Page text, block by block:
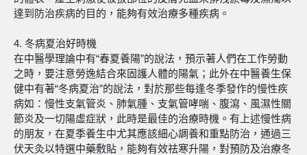
達到防治疾病的目的，能夠有效治療多種疾病。
4. 冬病夏治好時機
在中醫學理論中有“春夏養陽”的說法，預示著人們在工作勞動
之時，要注意勞逸結合來固護人體的陽氣；此外在中醫養生保
健中有著“冬病夏治”的說法，對於那些每逢冬季發作的慢性疾
病如：慢性支氣管炎、肺氣腫、支氣管哮喘、腹瀉、風濕性關
節炎及一切陽虛症狀，此時是最佳的治療時機。有上述慢性病
的朋友，在夏季養生中尤其應該細心調養和重點防治，通過三
伏天灸以特選中藥敷貼，能夠有效祛寒升陽，對預防及治療冬